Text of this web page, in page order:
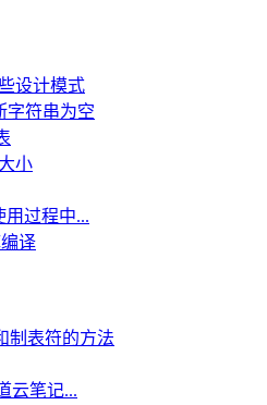
设计模式
字符串为空
小
用过程中...
译
制表符的方法
云笔记...